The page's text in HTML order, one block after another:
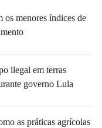
os menores índices de
ilegal em terras
governo Lula
as práticas agrícolas